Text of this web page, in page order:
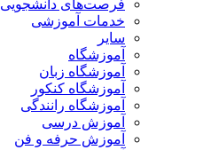
فرصت‌های دانشجویی
خدمات آموزشی
سایر
آموزشگاه
آموزشگاه زبان
آموزشگاه کنکور
آموزشگاه رانندگی
آموزش درسی
آموزش حرفه و فن